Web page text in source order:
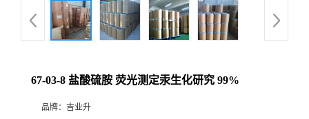
67-03-8 盐酸硫胺 荧光测定汞生化研究 99%
品牌： 吉业升